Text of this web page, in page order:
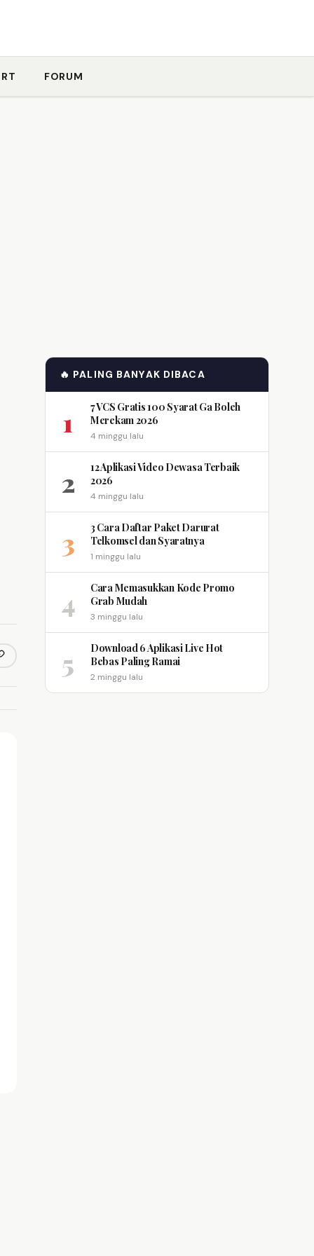
FORUM
link
🔥 PALING BANYAK DIBACA
1
7 VCS Gratis 100 Syarat Ga Boleh
Merekam 2026
4 minggu lalu
2
12 Aplikasi Video Dewasa Terbaik
2026
4 minggu lalu
3
3 Cara Daftar Paket Darurat
Telkomsel dan Syaratnya
1 minggu lalu
4
Cara Memasukkan Kode Promo
Grab Mudah
3 minggu lalu
5
Download 6 Aplikasi Live Hot
Bebas Paling Ramai
2 minggu lalu